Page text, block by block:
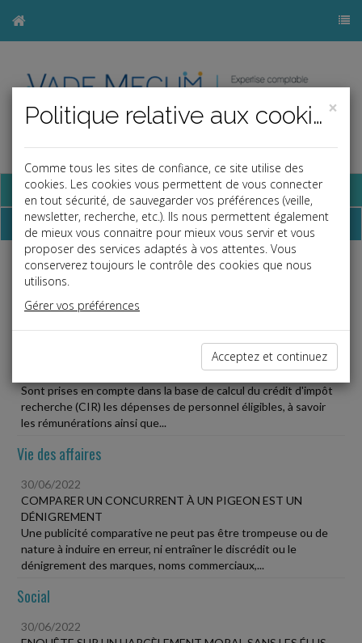
Base documentaire
Dépêches
Liste des dernières dépêches
Fiscal TPE
Sont prises en compte dans la base de calcul du crédit d'impôt
recherche (CIR) les dépenses de personnel éligibles, à savoir
les rémunérations ainsi que...
Vie des affaires
30/06/2022
COMPARER UN CONCURRENT À UN PIGEON EST UN
DÉNIGREMENT
Une publicité comparative ne peut pas être trompeuse ou de
nature à induire en erreur, ni entraîner le discrédit ou le
dénigrement des marques, noms commerciaux,...
Social
30/06/2022
×
Politique relative aux cookies
Comme tous les sites de confiance, ce site utilise des
cookies. Les cookies vous permettent de vous connecter
en tout sécurité, de sauvegarder vos préférences (veille,
newsletter, recherche, etc.). Ils nous permettent également
de mieux vous connaitre pour mieux vous servir et vous
proposer des services adaptés à vos attentes. Vous
conserverez toujours le contrôle des cookies que nous
utilisons.
Gérer vos préférences
Acceptez et continuez